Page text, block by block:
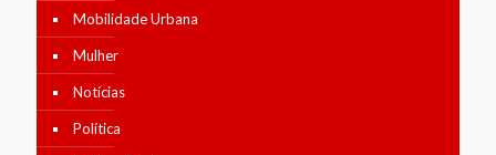
Mobilidade Urbana
Mulher
Notícias
Política